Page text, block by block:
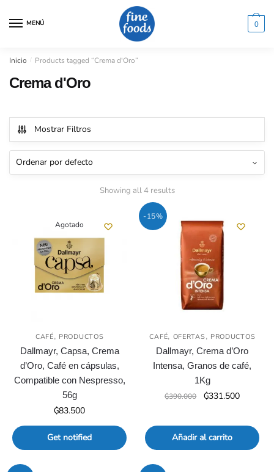
MENÚ 0
Inicio / Products tagged “Crema d'Oro”
Crema d'Oro
Mostrar Filtros
Showing all 4 results
Agotado
CAFÉ, PRODUCTOS
Dallmayr, Capsa, Crema
d’Oro, Café en cápsulas,
Compatible con Nespresso,
56g
₲83.500
Get notified
-15%
CAFÉ, OFERTAS, PRODUCTOS
Dallmayr, Crema d’Oro
Intensa, Granos de café,
1Kg
₲390.000
El
era:
₲390.000.
₲331.500El
Añadir al carrito